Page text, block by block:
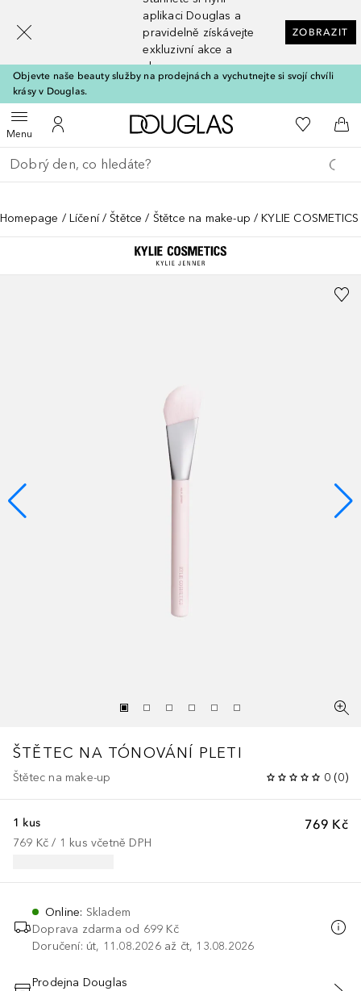
aplikaci Douglas a
pravidelně získávejte
exkluzivní akce a
slevy
ZOBRAZIT
Objevte naše beauty služby na prodejnách a vychutnejte si svojí chvíli
krásy v Douglas.
MenuOtevřít menuK mému účtu
Domů K mému
Do
Vraťte se
Proveďte vyhledávání
Homepage Líčení Štětce Štětce na make-up KYLIE
ŠTĚTEC NA TÓNOVÁNÍ PLETI
Štětec na make-up 0 (0)
769 Kč
1 kus
769 Kč / 1 kus včetně DPH
Online: Skladem
Doprava zdarma od 699 Kč
Doručení: út, 11.08.2026 až čt, 13.08.2026
Prodejna Douglas
[navigation.slideout.screenreader]